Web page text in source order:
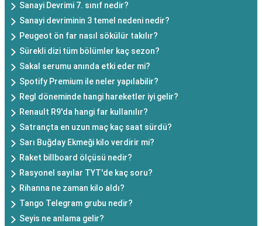
Sanayi Devrimi 7. sınıf nedir?
Sanayi devriminin 3 temel nedeni nedir?
Peugeot ön far nasıl sökülür takılır?
Sürekli dizi tüm bölümler kaç sezon?
Sakal serumu anında etki eder mi?
Spotify Premium ile neler yapılabilir?
Regl döneminde hangi hareketler iyi gelir?
Renault R9'da hangi far kullanılır?
Satrançta en uzun maç kaç saat sürdü?
Sarı Buğday Ekmeği kilo verdirir mi?
Raket billboard ölçüsü nedir?
Rasyonel sayılar TYT'de kaç soru?
Rihanna ne zaman kilo aldı?
Tango Telegram grubu nedir?
Seyis ne anlama gelir?